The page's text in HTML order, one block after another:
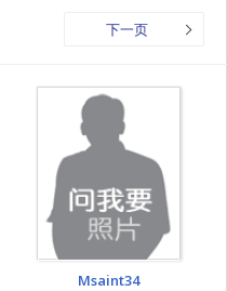
下一页
Msaint34